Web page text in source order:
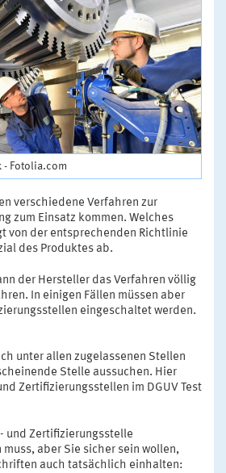
Fotolia.com
verschiedene Verfahren zur
zum Einsatz kommen. Welches
von der entsprechenden Richtlinie
des Produktes ab.
der Hersteller das Verfahren völlig
In einigen Fällen müssen aber
eingeschaltet werden.
unter allen zugelassenen Stellen
Stelle aussuchen. Hier
Zertifizierungsstellen im DGUV Test
und Zertifizierungsstelle
aber Sie sicher sein wollen,
auch tatsächlich einhalten: